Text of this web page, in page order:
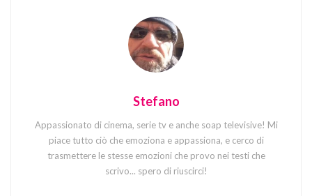
Stefano
Appassionato di cinema, serie tv e anche soap televisive! Mi
piace tutto ciò che emoziona e appassiona, e cerco di
trasmettere le stesse emozioni che provo nei testi che
scrivo... spero di riuscirci!